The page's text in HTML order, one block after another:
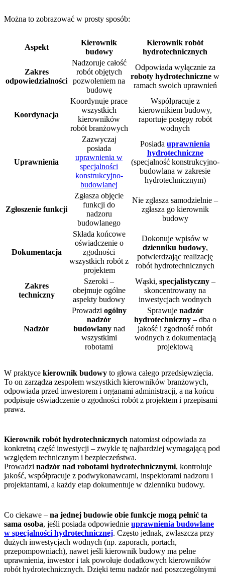
Można to zobrazować w prosty sposób:
Aspekt
Kierownik
budowy
Kierownik robót
hydrotechnicznych
Zakres
odpowiedzialności
Nadzoruje całość
robót objętych
pozwoleniem na
budowę
Odpowiada wyłącznie za
roboty hydrotechniczne w
ramach swoich uprawnień
Koordynacja
Koordynuje prace
wszystkich
kierowników
robót branżowych
Współpracuje z
kierownikiem budowy,
raportuje postępy robót
wodnych
Uprawnienia
Zazwyczaj
posiada
uprawnienia w
specjalności
konstrukcyjno-
budowlanej
Posiada uprawnienia
hydrotechniczne
(specjalność konstrukcyjno-
budowlana w zakresie
hydrotechnicznym)
Zgłoszenie funkcji
Zgłasza objęcie
funkcji do
nadzoru
budowlanego
Nie zgłasza samodzielnie –
zgłasza go kierownik
budowy
Dokumentacja
Składa końcowe
oświadczenie o
zgodności
wszystkich robót z
projektem
Dokonuje wpisów w
dzienniku budowy,
potwierdzając realizację
robót hydrotechnicznych
Zakres
techniczny
Szeroki –
obejmuje ogólne
aspekty budowy
Wąski, specjalistyczny–
skoncentrowany na
inwestycjach wodnych
Nadzór
Prowadzi ogólny
nadzór
budowlanynad
wszystkimi
robotami
Sprawuje nadzór
hydrotechniczny– dba o
jakość i zgodność robót
wodnych z dokumentacją
projektową
W praktyce kierownik budowy to głowa całego przedsięwzięcia.
To on zarządza zespołem wszystkich kierowników branżowych,
odpowiada przed inwestorem i organami administracji, a na końcu
podpisuje oświadczenie o zgodności robót z projektem i przepisami
prawa.
Kierownik robót hydrotechnicznych natomiast odpowiada za
konkretną część inwestycji – zwykle tę najbardziej wymagającą pod
względem technicznym i bezpieczeństwa.
Prowadzi nadzór nad robotami hydrotechnicznymi, kontroluje
jakość, współpracuje z podwykonawcami, inspektorami nadzoru i
projektantami, a każdy etap dokumentuje w dzienniku budowy.
Co ciekawe – na jednej budowie obie funkcje mogą pełnić ta
sama osoba, jeśli posiada odpowiednie uprawnienia budowlane
w specjalności hydrotechnicznej. Często jednak, zwłaszcza przy
dużych inwestycjach wodnych (np. zaporach, portach,
przepompowniach), nawet jeśli kierownik budowy ma pełne
uprawnienia, inwestor i tak powołuje dodatkowych kierowników
robót hydrotechnicznych. Dzięki temu nadzór nad poszczególnymi